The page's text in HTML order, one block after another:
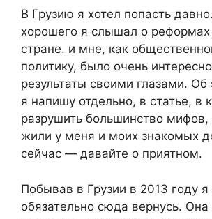
В Грузию я хотел попасть
хорошего я слышал о реформах
стране. и мне, как
политику, было очень
результаты своими глазами. Об
я напишу отдельно, в статье, в
разрушить большинство мифов,
жили у меня и моих знакомых
сейчас — давайте о приятном.
Побывав в Грузии в 2013 году
обязательно сюда вернусь.